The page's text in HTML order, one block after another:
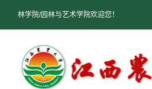
林学院/园林与艺术学院欢迎您！